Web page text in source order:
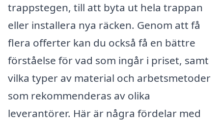
trappstegen, till att byta ut hela trappan
eller installera nya räcken. Genom att få
flera offerter kan du också få en bättre
förståelse för vad som ingår i priset, samt
vilka typer av material och arbetsmetoder
som rekommenderas av olika
leverantörer. Här är några fördelar med